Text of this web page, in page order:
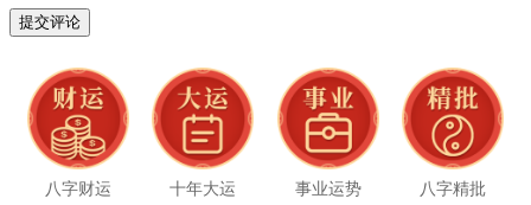
八字财运 十年大运 事业运势 八字精批